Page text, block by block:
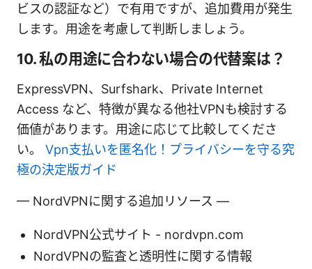
ビスの認証など）で有用ですが、追加費用が発生
します。用途を考慮して判断しましょう。
10. 私の用途に合わない場合の代替案は？
ExpressVPN、Surfshark、Private Internet
Access など、特徴が異なる他社VPNも検討する
価値があります。用途に応じて比較してくださ
い。 Vpn支払いを匿名化！プライバシーを守る究
極の決定版ガイド
— NordVPNに関する追加リソース —
NordVPN公式サイト - nordvpn.com
NordVPNの監査と透明性に関する情報